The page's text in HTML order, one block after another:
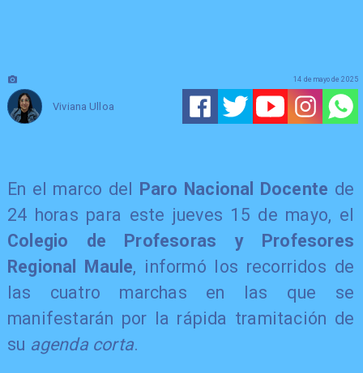
Viviana Ulloa
14 de mayo de 2025
En el marco del Paro Nacional Docente de
24 horas para este jueves 15 de mayo, el
Colegio de Profesoras y Profesores
Regional Maule, informó los recorridos de
las cuatro marchas en las que se
manifestarán por la rápida tramitación de
su agenda corta.